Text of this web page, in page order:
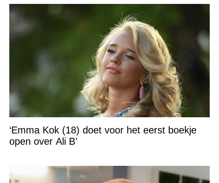
‘Emma Kok (18) doet voor het eerst boekje
open over Ali B’